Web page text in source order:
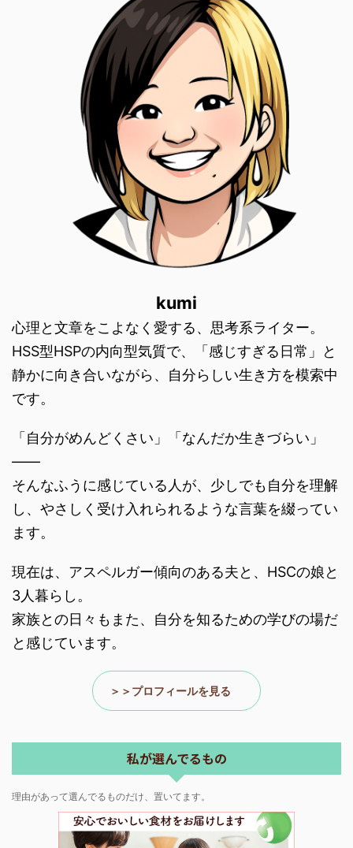
kumi
心理と文章をこよなく愛する、思考系ライター。
HSS型HSPの内向型気質で、「感じすぎる日常」と
静かに向き合いながら、自分らしい生き方を模索中
です。
「自分がめんどくさい」「なんだか生きづらい」
そんなふうに感じている人が、少しでも自分を理解
し、やさしく受け入れられるような言葉を綴ってい
ます。
現在は、アスペルガー傾向のある夫と、HSCの娘と
3人暮らし。
家族との日々もまた、自分を知るための学びの場だ
と感じています。
私が選んでるもの
理由があって選んでるものだけ、置いてます。